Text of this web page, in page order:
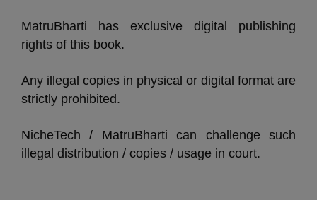
MatruBharti has exclusive digital publishing
rights of this book.
Any illegal copies in physical or digital format are
strictly prohibited.
NicheTech / MatruBharti can challenge such
illegal distribution / copies / usage in court.